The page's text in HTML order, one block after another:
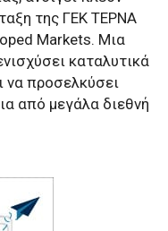
της ΓΕΚ ΤΕΡΝΑ
Markets. Μια
καταλυτικά
να προσελκύσει
από μεγάλα διεθνή